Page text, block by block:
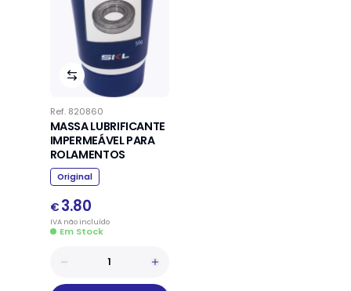
Ref. 820860
MASSA LUBRIFICANTE
IMPERMEÁVEL PARA
ROLAMENTOS
Original
€ 3.80
IVAnãoincluído
Em Stock